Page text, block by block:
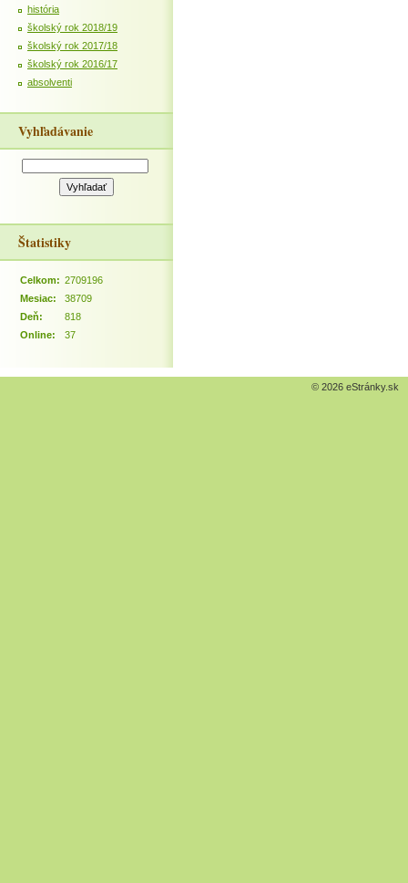
história
školský rok 2018/19
školský rok 2017/18
školský rok 2016/17
absolventi
Vyhľadávanie
Štatistiky
Online: 37
Celkom: 2709196
Mesiac:
38709
Deň:
818
© 2026 eStránky.sk